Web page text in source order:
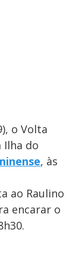
o Volta
Ilha do
, às
ao Raulino
encarar o